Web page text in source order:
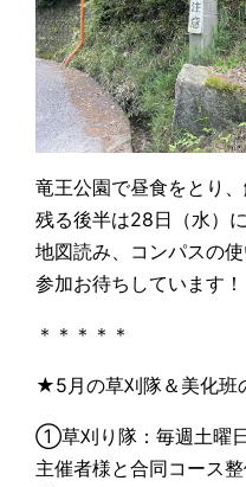
竜王公園で昼食をとり、
残る後半は28日（水）
地図読み、コンパスの
参加お待ちしています！
＊＊＊＊＊
★5月の草刈隊＆美化班
①草刈り隊：毎週土曜
主催者様と合同コース